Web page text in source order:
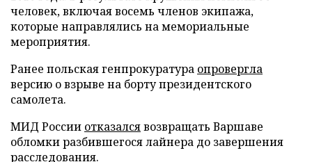
человек, включая восемь членов экипажа,
которые направлялись на мемориальные
мероприятия.
Ранее польская генпрокуратура опровергла
версию о взрыве на борту президентского
самолета.
МИД России отказалсявозвращать Варшаве
обломки разбившегося лайнера до завершения
расследования.